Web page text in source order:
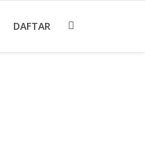
DAFTAR